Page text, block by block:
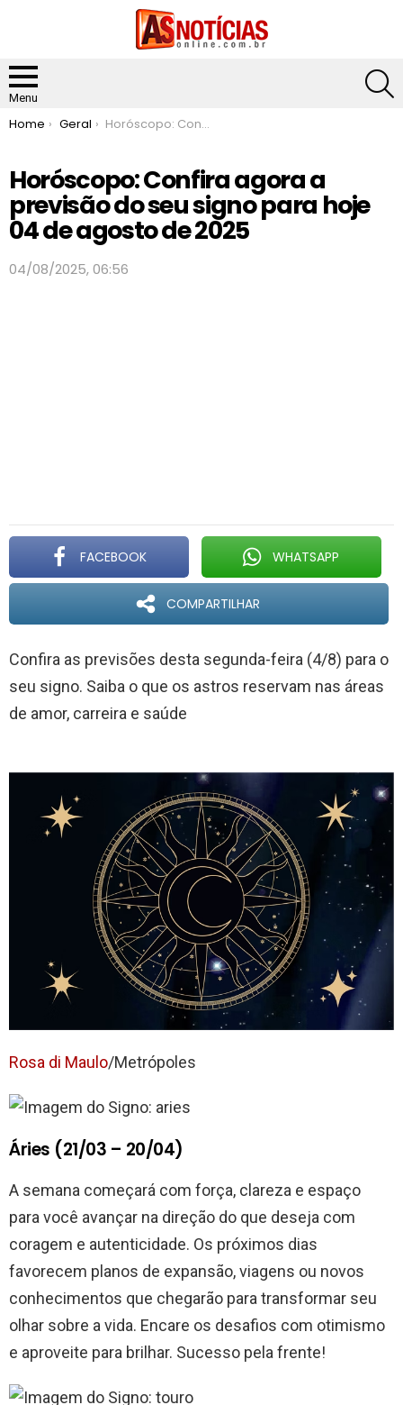
Menu
You are here:
Home Geral Horóscopo: Confira agora a previsão do seu signo para hoje 04 de agosto de 2025
Horóscopo: Confira agora a
previsão do seu signo para hoje
04 de agosto de 2025
04/08/2025, 06:56
FACEBOOK WHATSAPP
COMPARTILHAR
Confira as previsões desta segunda-feira (4/8) para o
seu signo. Saiba o que os astros reservam nas áreas
de amor, carreira e saúde
Rosa di Maulo/Metrópoles
Áries (21/03 – 20/04)
A semana começará com força, clareza e espaço
para você avançar na direção do que deseja com
coragem e autenticidade. Os próximos dias
favorecem planos de expansão, viagens ou novos
conhecimentos que chegarão para transformar seu
olhar sobre a vida. Encare os desafios com otimismo
e aproveite para brilhar. Sucesso pela frente!